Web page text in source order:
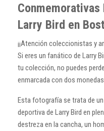
Larry Bird en
¡¡Atención coleccionistas y
Si eres un fanático de Larry
tu colección, no puedes
enmarcada con dos
Esta fotografía se trata de
deportiva de Larry Bird en
destreza en la cancha, un